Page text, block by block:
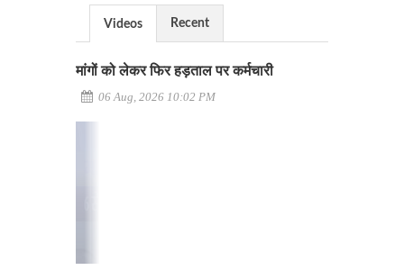
Videos Recent
मांगों को लेकर फिर हड़ताल पर कर्मचारी
06 Aug, 2026 10:02 PM